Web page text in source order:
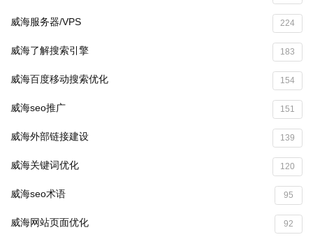
威海服务器/VPS 224
威海了解搜索引擎 183
威海百度移动搜索优化 154
威海seo推广 151
威海外部链接建设 139
威海关键词优化 120
威海seo术语 95
威海网站页面优化 92